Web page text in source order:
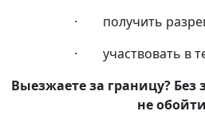
· получить
· участвовать в
Выезжаете за границу? Без
не